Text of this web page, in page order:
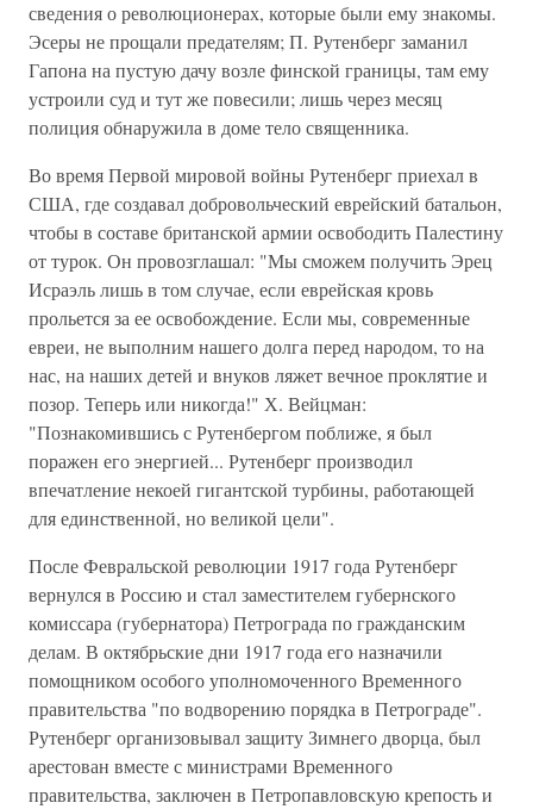
сведения о революционерах, которые были ему знакомы.
Эсеры не прощали предателям; П. Рутенберг заманил
Гапона на пустую дачу возле финской границы, там ему
устроили суд и тут же повесили; лишь через месяц
полиция обнаружила в доме тело священника.
Во время Первой мировой войны Рутенберг приехал в
США, где создавал добровольческий еврейский батальон,
чтобы в составе британской армии освободить Палестину
от турок. Он провозглашал: "Мы сможем получить Эрец
Исраэль лишь в том случае, если еврейская кровь
прольется за ее освобождение. Если мы, современные
евреи, не выполним нашего долга перед народом, то на
нас, на наших детей и внуков ляжет вечное проклятие и
позор. Теперь или никогда!" Х. Вейцман:
"Познакомившись с Рутенбергом поближе, я был
поражен его энергией... Рутенберг производил
впечатление некоей гигантской турбины, работающей
для единственной, но великой цели".
После Февральской революции 1917 года Рутенберг
вернулся в Россию и стал заместителем губернского
комиссара (губернатора) Петрограда по гражданским
делам. В октябрьские дни 1917 года его назначили
помощником особого уполномоченного Временного
правительства "по водворению порядка в Петрограде".
Рутенберг организовывал защиту Зимнего дворца, был
арестован вместе с министрами Временного
правительства, заключен в Петропавловскую крепость и